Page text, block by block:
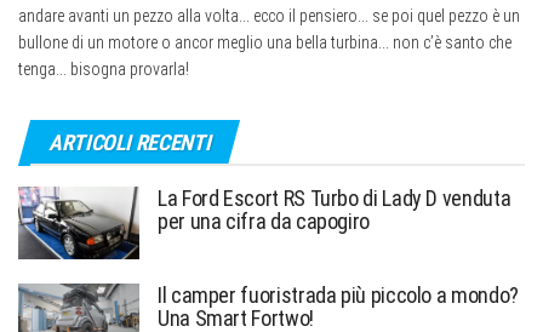
andare avanti un pezzo alla volta... ecco il pensiero... se poi quel pezzo è un
bullone di un motore o ancor meglio una bella turbina... non c’è santo che
tenga... bisogna provarla!
ARTICOLI RECENTI
La Ford Escort RS Turbo di Lady D venduta
per una cifra da capogiro
Il camper fuoristrada più piccolo a mondo?
Una Smart Fortwo!